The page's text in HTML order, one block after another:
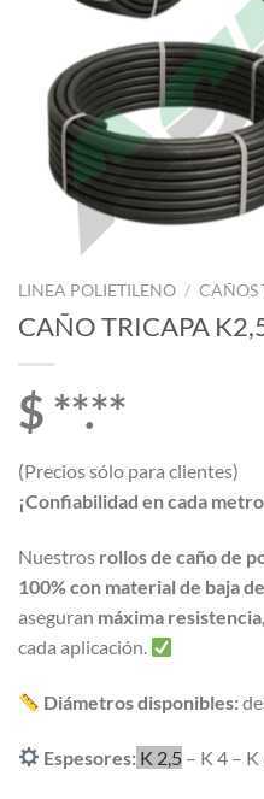
LINEA POLIETILENO / CAÑOS
CAÑO TRICAPA
$ **.**
(Precios sólo para clientes)
¡Confiabilidad en cada
Nuestros rollos de caño de
100% con material de baja
aseguran máxima
cada aplicación.
Diámetros disponibles:
Espesores: K 2,5 – K 4 –